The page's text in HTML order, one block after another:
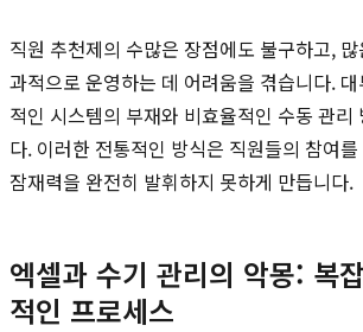
직원 추천제의 수많은 장점에도 불구하고,
과적으로 운영하는 데 어려움을 겪습니다.
적인 시스템의 부재와 비효율적인 수동 관리
다. 이러한 전통적인 방식은 직원들의 참여
잠재력을 완전히 발휘하지 못하게 만듭니다.
엑셀과 수기 관리의 악몽: 복
적인 프로세스